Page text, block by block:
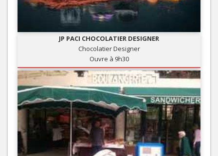
JP PACI CHOCOLATIER DESIGNER
Chocolatier Designer
Ouvre à 9h30